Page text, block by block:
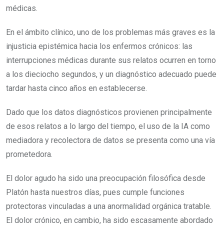
médicas.
En el ámbito clínico, uno de los problemas más graves es la
injusticia epistémica hacia los enfermos crónicos: las
interrupciones médicas durante sus relatos ocurren en torno
a los dieciocho segundos, y un diagnóstico adecuado puede
tardar hasta cinco años en establecerse.
Dado que los datos diagnósticos provienen principalmente
de esos relatos a lo largo del tiempo, el uso de la IA como
mediadora y recolectora de datos se presenta como una vía
prometedora.
El dolor agudo ha sido una preocupación filosófica desde
Platón hasta nuestros días, pues cumple funciones
protectoras vinculadas a una anormalidad orgánica tratable.
El dolor crónico, en cambio, ha sido escasamente abordado